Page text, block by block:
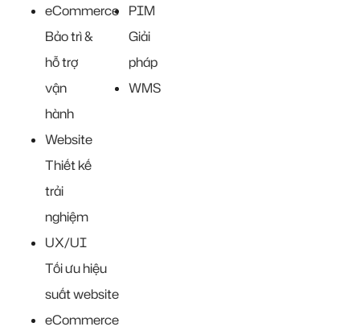
eCommerce
Bảo trì &
hỗ trợ
vận
hành
Website
Thiết kế
trải
nghiệm
UX/UI
Tối ưu hiệu
suất website
eCommerce
PIM
Giải
pháp
WMS